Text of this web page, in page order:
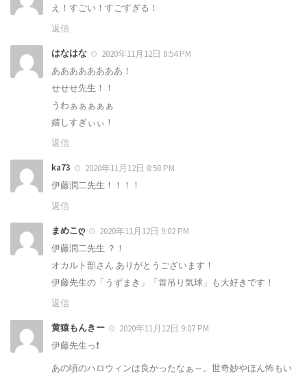
え！すごい！すごすぎる！
返信
はなはな
2020年11月12日 8:54 PM
ああああああああ！
せせせ先生！！
うわぁぁぁぁぁ
嬉しすぎぃぃ！
返信
ka73
2020年11月12日 8:58 PM
伊藤潤二先生！！！！
返信
まめこღ
2020年11月12日 9:02 PM
伊藤潤二先生 ？！
オカルト部さん ありがとうございます！
伊藤先生の「うずまき」「首吊り気球」も大好きです！
返信
黄猿もんきー
2020年11月12日 9:07 PM
伊藤先生っ❗
あの頃のハロウィンは良かったなぁ～。世奇妙やほん怖もい